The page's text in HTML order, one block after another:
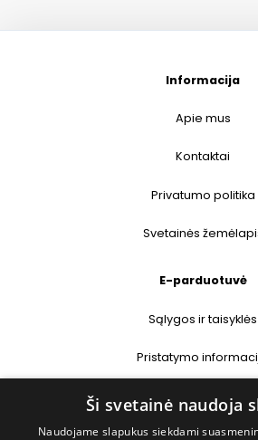
Informacija
Apie mus
Kontaktai
Privatumo politika
Svetainės
E-parduotuvė
Sąlygos ir taisyklės
Pristatymo
Prekių grąžinimas
Ši svetainė naudoja
Naudojame slapukus siekdami